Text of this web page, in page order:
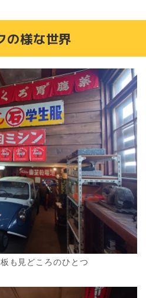
の様な世界
も見どころのひとつ